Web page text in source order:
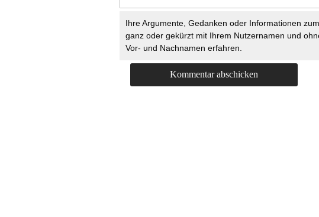
Ihre Argumente, Gedanken oder Informationen
ganz oder gekürzt mit Ihrem Nutzernamen und
Vor- und Nachnamen erfahren.